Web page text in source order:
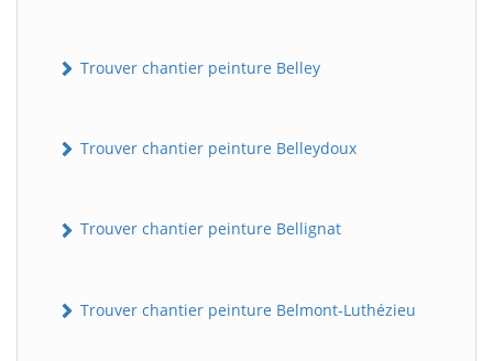
Trouver chantier peinture Belley
Trouver chantier peinture Belleydoux
Trouver chantier peinture Bellignat
Trouver chantier peinture Belmont-Luthézieu